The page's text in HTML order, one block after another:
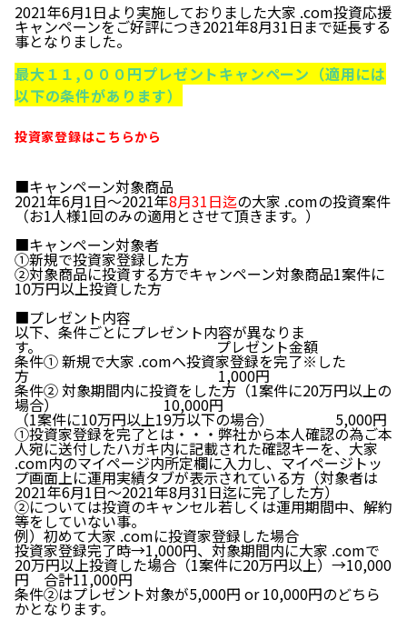
2021年6月1日より実施しておりました大家 .com投資応援
キャンペーンをご好評につき2021年8月31日まで延長する
事となりました。
最大１１,０００円プレゼントキャンペーン（適用には
以下の条件があります）
投資家登録はこちらから
■キャンペーン対象商品
2021年6月1日～2021年8月31日迄の大家 .comの投資案件
（お1人様1回のみの適用とさせて頂きます。）
■キャンペーン対象者
①新規で投資家登録した方
②対象商品に投資する方でキャンペーン対象商品1案件に
10万円以上投資した方
■プレゼント内容
以下、条件ごとにプレゼント内容が異なりま
す。 プレゼント金額
条件① 新規で大家 .comへ投資家登録を完了※した
方 1,000円
条件② 対象期間内に投資をした方（1案件に20万円以上の
場合） 10,000円
（1案件に10万円以上19万以下の場合） 5,000円
①投資家登録を完了とは・・・弊社から本人確認の為ご本
人宛に送付したハガキ内に記載された確認キーを、大家
.com内のマイページ内所定欄に入力し、マイページトッ
プ画面上に運用実績タブが表示されている方（対象者は
2021年6月1日～2021年8月31日迄に完了した方）
②については投資のキャンセル若しくは運用期間中、解約
等をしていない事。
例）初めて大家 .comに投資家登録した場合
投資家登録完了時→1,000円、対象期間内に大家 .comで
20万円以上投資した場合（1案件に20万円以上）→10,000
円 合計11,000円
条件②はプレゼント対象が5,000円 or 10,000円のどちら
かとなります。